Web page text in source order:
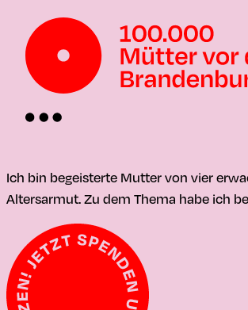
Ich bin begeisterte Mutter von vier
Altersarmut. Zu dem Thema habe ich